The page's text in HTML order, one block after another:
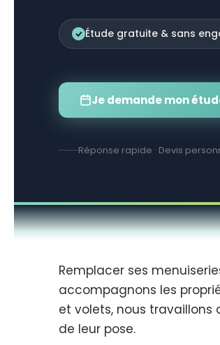
Étude gratuite & sans
Je demande mon
Réponse rapide · Devis
Remplacer ses
accompagnons les
et volets, nous travaillons
de leur pose.